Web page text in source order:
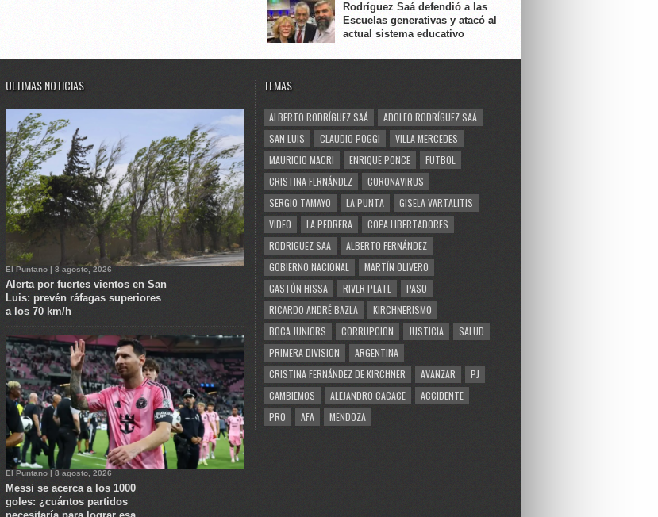
Rodríguez Saá defendió a las
Escuelas generativas y atacó al
actual sistema educativo
ULTIMAS NOTICIAS
El Puntano | 8 agosto, 2026
Alerta por fuertes vientos en San
Luis: prevén ráfagas superiores
a los 70 km/h
El Puntano | 8 agosto, 2026
Messi se acerca a los 1000
goles: ¿cuántos partidos
TEMAS
ALBERTO RODRÍGUEZ SAÁ
ADOLFO RODRÍGUEZ SAÁ
SAN LUIS
CLAUDIO POGGI
VILLA MERCEDES
MAURICIO MACRI
ENRIQUE PONCE
FUTBOL
CRISTINA FERNÁNDEZ
CORONAVIRUS
SERGIO TAMAYO
LA PUNTA
GISELA VARTALITIS
VIDEO
LA PEDRERA
COPA LIBERTADORES
RODRIGUEZ SAA
ALBERTO FERNÁNDEZ
GOBIERNO NACIONAL
MARTÍN OLIVERO
GASTÓN HISSA
RIVER PLATE
PASO
RICARDO ANDRÉ BAZLA
KIRCHNERISMO
BOCA JUNIORS
CORRUPCION JUSTICIA
SALUD
PRIMERA DIVISION
ARGENTINA
CRISTINA FERNÁNDEZ DE KIRCHNER
AVANZAR
PJ
CAMBIEMOS
ALEJANDRO CACACE
ACCIDENTE
PRO
AFA MENDOZA